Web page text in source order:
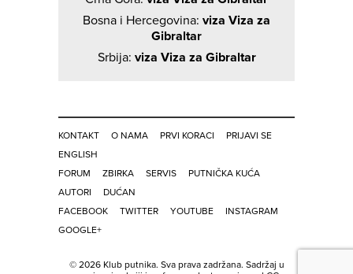
Bosna i Hercegovina: viza Viza za
Gibraltar
Srbija: viza Viza za Gibraltar
KONTAKT O NAMA PRVI KORACI
PRIJAVI SE
ENGLISH
FORUM
ZBIRKA SERVIS
PUTNIČKA KUĆA
AUTORI
DUĆAN
FACEBOOK
TWITTER YOUTUBE
INSTAGRAM
GOOGLE+
© 2026 Klub putnika. Sva prava zadržana. Sadržaj u